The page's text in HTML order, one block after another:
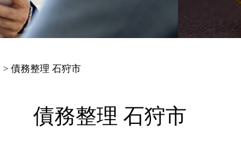
> 債務整理 石狩市
債務整理 石狩市